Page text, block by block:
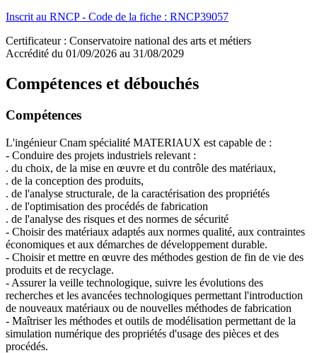
Inscrit au RNCP - Code de la fiche : RNCP39057
Certificateur : Conservatoire national des arts et métiers
Accrédité du 01/09/2026 au 31/08/2029
Compétences et débouchés
Compétences
L'ingénieur Cnam spécialité MATERIAUX est capable de :
- Conduire des projets industriels relevant :
. du choix, de la mise en œuvre et du contrôle des matériaux,
. de la conception des produits,
. de l'analyse structurale, de la caractérisation des propriétés
. de l'optimisation des procédés de fabrication
. de l'analyse des risques et des normes de sécurité
- Choisir des matériaux adaptés aux normes qualité, aux contraintes
économiques et aux démarches de développement durable.
- Choisir et mettre en œuvre des méthodes gestion de fin de vie des
produits et de recyclage.
- Assurer la veille technologique, suivre les évolutions des
recherches et les avancées technologiques permettant l'introduction
de nouveaux matériaux ou de nouvelles méthodes de fabrication
- Maîtriser les méthodes et outils de modélisation permettant de la
simulation numérique des propriétés d'usage des pièces et des
procédés.